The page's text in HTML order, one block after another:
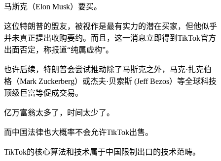
马斯克（Elon Musk）要买。
这位特朗普的盟友，被视作是最有实力的潜在买家，但他似乎
并未真正提出收购要约。而且，这一消息立即得到TikTok官方
出面否定，称报道“纯属虚构”。
也许后续，特朗普会尝试推动除了马斯克之外，马克·扎克伯
格（Mark Zuckerberg）或杰夫·贝索斯 (Jeff Bezos）等全球科技
顶级巨富等促成交易。
亿万富翁太多了，时间太少了。
而中国法律也大概率不会允许TikTok出售。
TikTok的核心算法和技术属于中国限制出口的技术范畴。